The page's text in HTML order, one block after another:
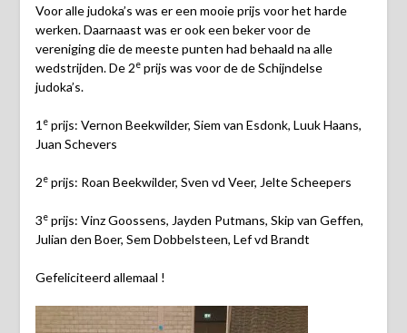
Voor alle judoka’s was er een mooie prijs voor het harde
werken. Daarnaast was er ook een beker voor de
vereniging die de meeste punten had behaald na alle
wedstrijden. De 2eprijs was voor de de Schijndelse
judoka’s.
1 eprijs: Vernon Beekwilder, Siem van Esdonk, Luuk Haans,
Juan Schevers
2eprijs: Roan Beekwilder, Sven vd Veer, Jelte Scheepers
3eprijs: Vinz Goossens, Jayden Putmans, Skip van Geffen,
Julian den Boer, Sem Dobbelsteen, Lef vd Brandt
Gefeliciteerd allemaal !